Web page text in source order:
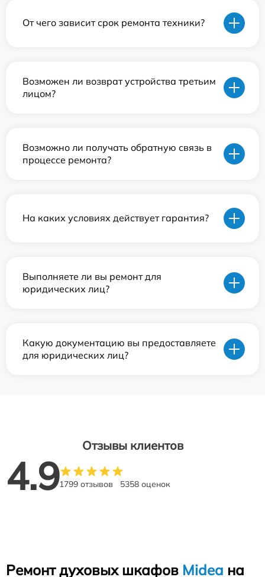
От чего зависит срок ремонта техники?
Возможен ли возврат устройства третьим
лицом?
Возможно ли получать обратную связь в
процессе ремонта?
На каких условиях действует гарантия?
Выполняете ли вы ремонт для
юридических лиц?
Какую документацию вы предоставляете
для юридических лиц?
Отзывы клиентов
4.91799 отзывов 5358 оценок
Ремонт духовых шкафов Midea на